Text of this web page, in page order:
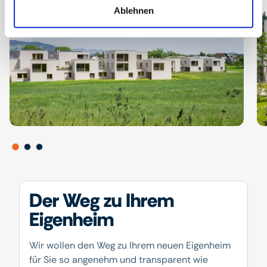
Ablehnen
Der Weg zu Ihrem
Eigenheim
Wir wollen den Weg zu Ihrem neuen Eigenheim
für Sie so angenehm und transparent wie